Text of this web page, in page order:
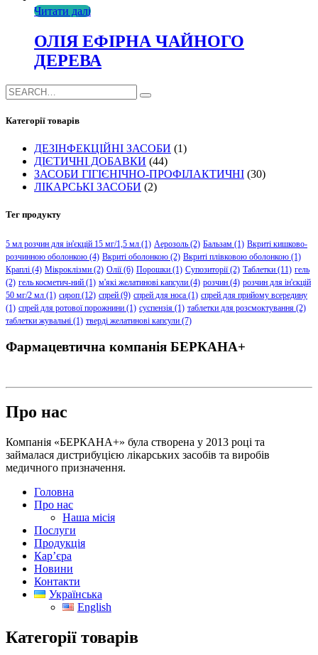
Читати далі
ОЛІЯ ЕФІРНА ЧАЙНОГО
ДЕРЕВА
Категорії товарів
ДЕЗІНФЕКЦІЙНІ ЗАСОБИ (1)
ДІЄТИЧНІ ДОБАВКИ (44)
ЗАСОБИ ГІГІЄНІЧНО-ПРОФІЛАКТИЧНІ (30)
ЛІКАРСЬКІ ЗАСОБИ (2)
Тег продукту
5 мл розчин для ін'єкцій 15 мг/1,5 мл (1) Аерозоль (2) Бальзам (1) Вкриті кишково-
розчинною оболонкою (4) Вкриті оболонкою (2) Вкриті плівковою оболонкою (1)
Краплі (4) Мікроклізми (2) Олії(6) Порошки (1) Супозиторії(2) Таблетки (11) гель
(2) гель косметич-ний (1) м'які желатинові капсули (4) розчин (4) розчин для ін'єкцій
50 мг/2 мл (1) сироп (12) спрей (9) спрей для носа (1) спрей для прийому всередину
(1) спрей для ротової порожнини (1) суспензія (1) таблетки для розсмоктування (2)
таблетки жувальні (1) тверді желатинові капсули (7)
Фармацевтична компанія БЕРКАНА+
Про нас
Компанія «БЕРКАНА+» була створена у 2013 році та
займалася дистрибуцією лікарських засобів та виробів
медичного призначення.
Головна
Про нас
Наша місія
Послуги
Продукція
Кар’єра
Новини
Контакти
Українська
English
Категорії товарів